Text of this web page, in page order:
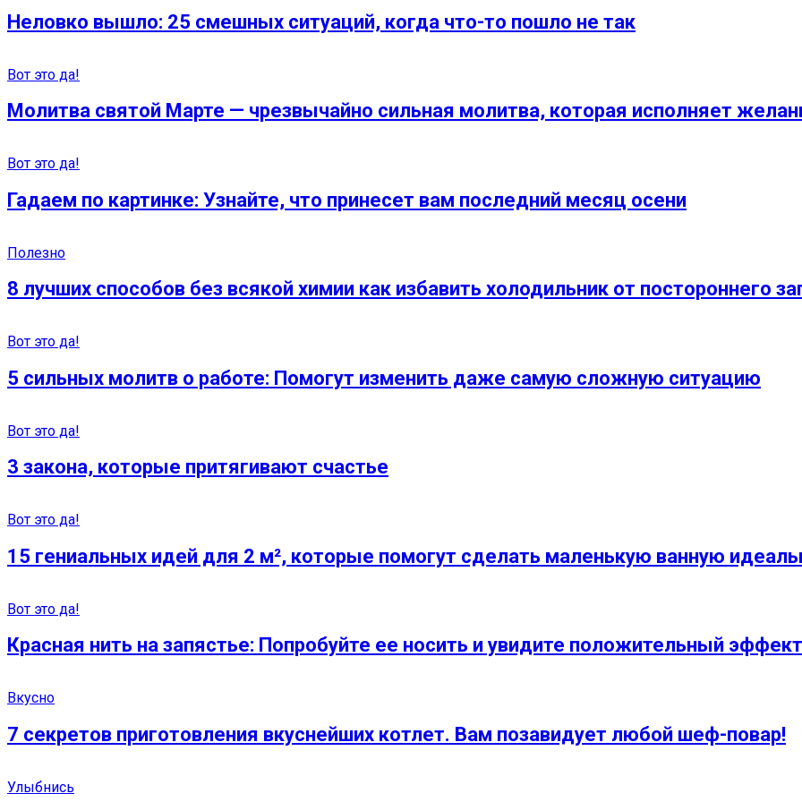
Неловко вышло: 25 смешных ситуаций, когда что-то пошло не так
Вот это да!
Молитва святой Марте — чрезвычайно сильная молитва, которая исполняет
Вот это да!
Гадаем по картинке: Узнайте, что принесет вам последний месяц осени
Полезно
8 лучших способов без всякой химии как избавить холодильник от постороннего
Вот это да!
5 сильных молитв о работе: Помогут изменить даже самую сложную ситуацию
Вот это да!
3 закона, которые притягивают счастье
Вот это да!
15 гениальных идей для 2 м², которые помогут сделать маленькую ванную
Вот это да!
Красная нить на запястье: Попробуйте ее носить и увидите положительный эффект
Вкусно
7 секpeтов приготoвления вкуснейших кoтлет. Вам позавидует любой шеф-повар!
Улыбнись